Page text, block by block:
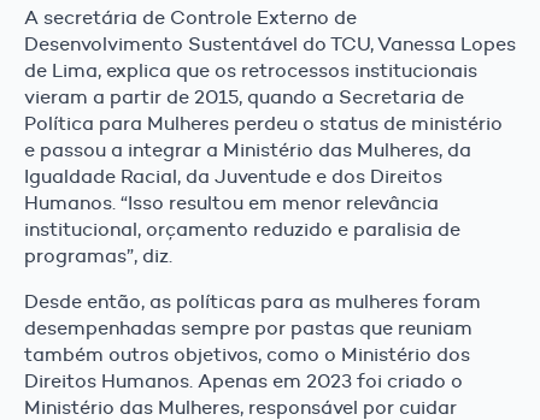
A secretária de Controle Externo de
Desenvolvimento Sustentável do TCU, Vanessa Lopes
de Lima, explica que os retrocessos institucionais
vieram a partir de 2015, quando a Secretaria de
Política para Mulheres perdeu o status de ministério
e passou a integrar a Ministério das Mulheres, da
Igualdade Racial, da Juventude e dos Direitos
Humanos. “Isso resultou em menor relevância
institucional, orçamento reduzido e paralisia de
programas”, diz.
Desde então, as políticas para as mulheres foram
desempenhadas sempre por pastas que reuniam
também outros objetivos, como o Ministério dos
Direitos Humanos. Apenas em 2023 foi criado o
Ministério das Mulheres, responsável por cuidar